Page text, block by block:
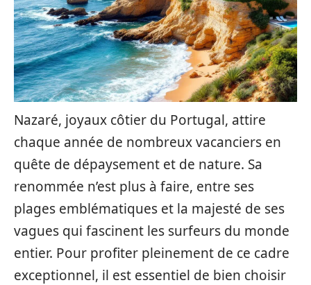
Nazaré, joyaux côtier du Portugal, attire
chaque année de nombreux vacanciers en
quête de dépaysement et de nature. Sa
renommée n’est plus à faire, entre ses
plages emblématiques et la majesté de ses
vagues qui fascinent les surfeurs du monde
entier. Pour profiter pleinement de ce cadre
exceptionnel, il est essentiel de bien choisir